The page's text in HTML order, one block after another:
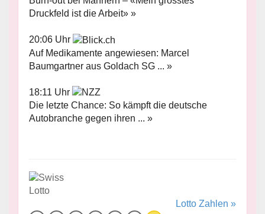
Druckfeld ist die Arbeit» »
20:06 Uhr
Auf Medikamente angewiesen: Marcel
Baumgartner aus Goldach SG ... »
18:11 Uhr
Die letzte Chance: So kämpft die deutsche
Autobranche gegen ihren ... »
Lotto Zahlen »